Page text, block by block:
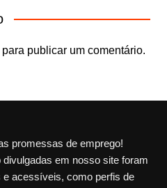
para publicar um comentário.
promessas de emprego!
em nosso site foram
acessíveis, como perfis de